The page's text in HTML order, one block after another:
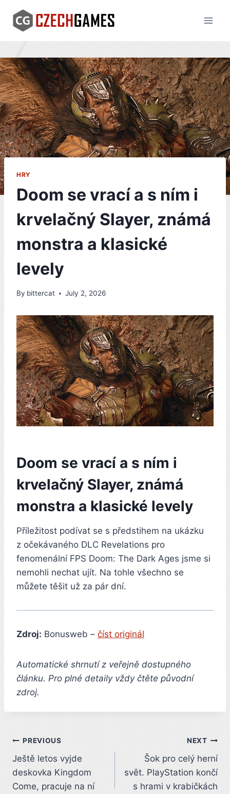
content
HRY
Doom se vrací a s ním i
krvelačný Slayer, známá
monstra a klasické
levely
By bittercat July 2, 2026
Doom se vrací a s ním i
krvelačný Slayer, známá
monstra a klasické levely
Příležitost podívat se s předstihem na ukázku
z očekávaného DLC Revelations pro
fenomenální FPS Doom: The Dark Ages jsme si
nemohli nechat ujít. Na tohle všechno se
můžete těšit už za pár dní.
Zdroj: Bonusweb – číst originál
Automatické shrnutí z veřejně dostupného
článku. Pro plné detaily vždy čtěte původní
zdroj.
Post
navigation
PREVIOUS
Ještě letos vyjde
deskovka Kingdom
Come, pracuje na ní
NEXT
Šok pro celý herní
svět. PlayStation končí
s hrami v krabičkách